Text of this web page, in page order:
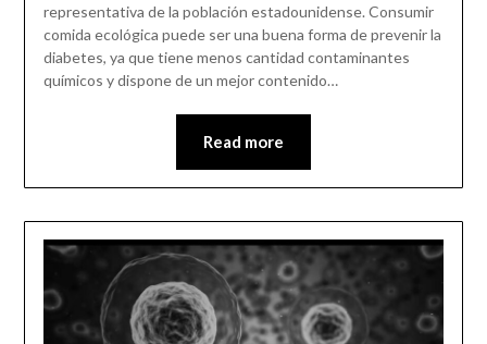
representativa de la población estadounidense. Consumir
comida ecológica puede ser una buena forma de prevenir la
diabetes, ya que tiene menos cantidad contaminantes
químicos y dispone de un mejor contenido…
Read more